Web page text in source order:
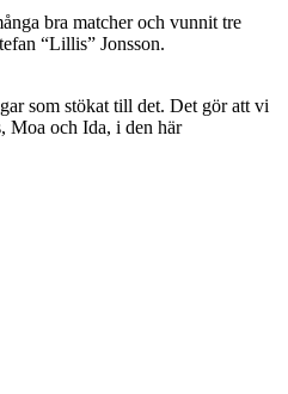
bra matcher och vunnit tre
“Lillis” Jonsson.
som stökat till det. Det gör att vi
Moa och Ida, i den här